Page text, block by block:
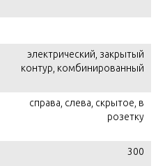
электрический, закрытый
контур, комбинированный
справа, слева, скрытое, в
розетку
300